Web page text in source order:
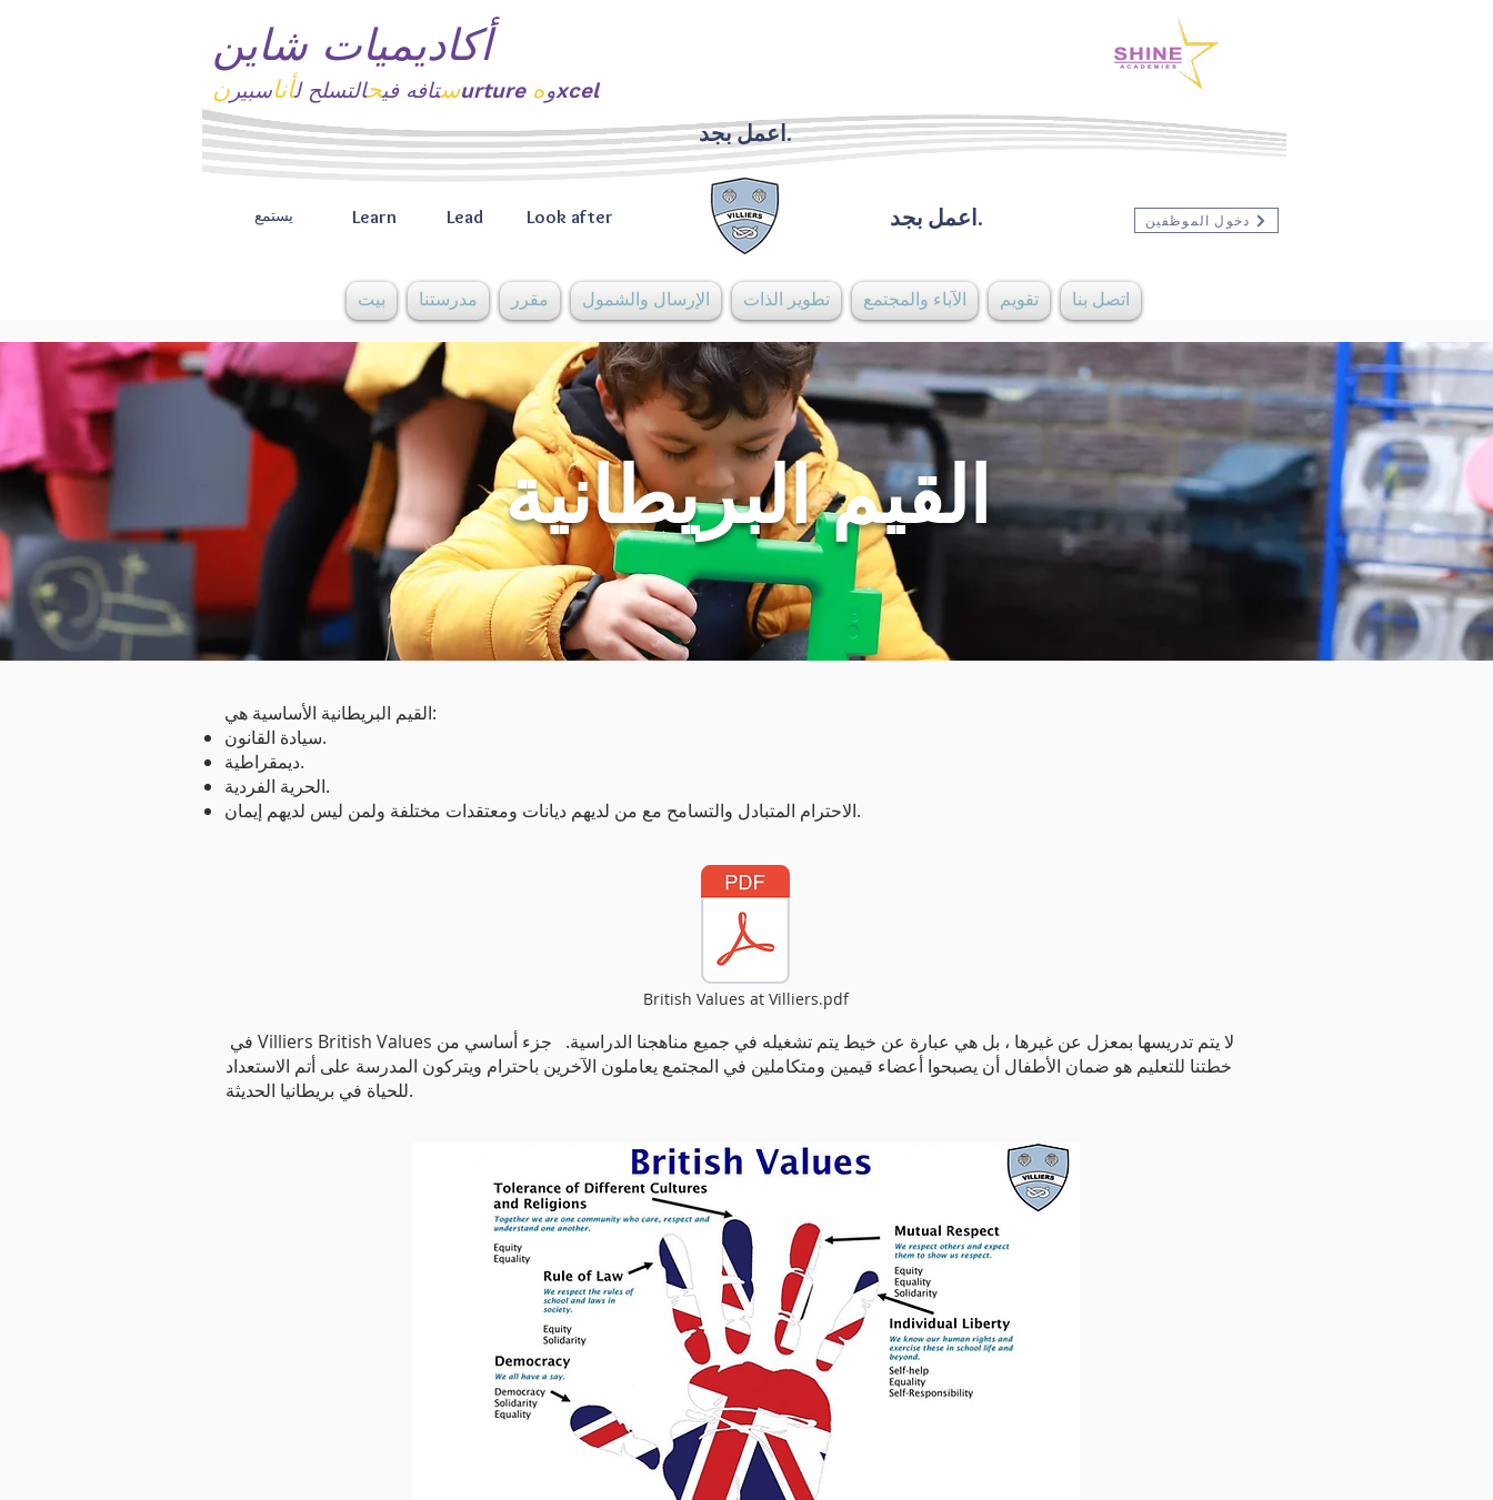
أكاديميات شاين
ستافه فيحالتسلح لأناسبير ن urture وه xcel
يستمع اعمل بجد. Learn Lead Look after دخول الموظفين
اعمل بجد.
بيت مدرستنا مقرر الإرسال والشمول تطوير الذات الآباء والمجتمع تقويم اتصل بنا
القيم البريطانية
القيم البريطانية الأساسية هي:
سيادة القانون.
ديمقراطية.
الحرية الفردية.
الاحترام المتبادل والتسامح مع من لديهم ديانات ومعتقدات مختلفة ولمن ليس لديهم إيمان.
British Values at Villiers.pdf
خطتنا للتعليم هو ضمان الأطفال أن يصبحوا أعضاء قيمين ومتكاملين في المجتمع يعاملون الآخرين باحترام ويتركون المدرسة على أتم الاستعداد
للحياة في بريطانيا الحديثة.